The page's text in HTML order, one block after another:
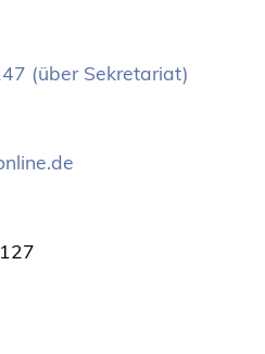
(über Sekretariat)